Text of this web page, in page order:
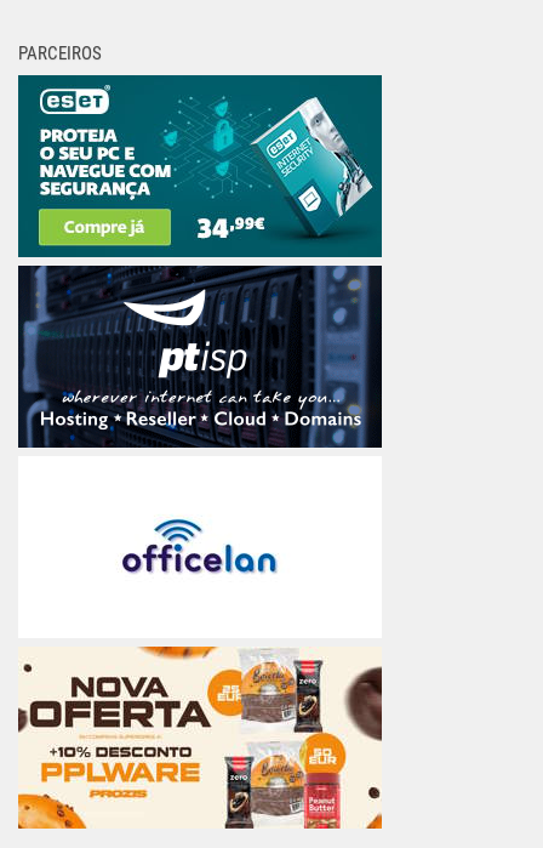
PARCEIROS